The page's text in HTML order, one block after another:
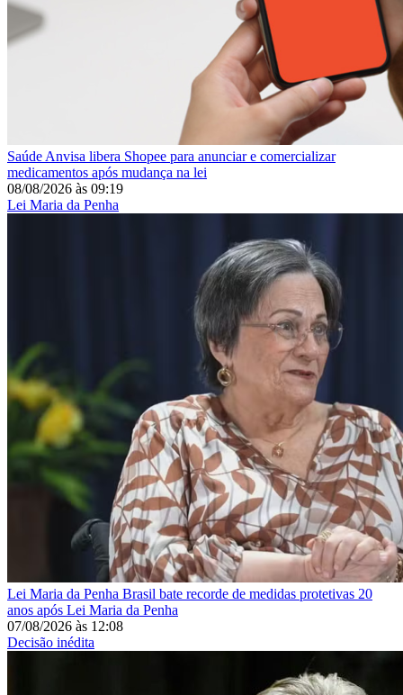
Saúde Anvisa libera Shopee para anunciar e comercializar
medicamentos após mudança na lei
08/08/2026 às 09:19
Lei Maria da Penha
Lei Maria da Penha Brasil bate recorde de medidas protetivas 20
anos após Lei Maria da Penha
07/08/2026 às 12:08
Decisão inédita